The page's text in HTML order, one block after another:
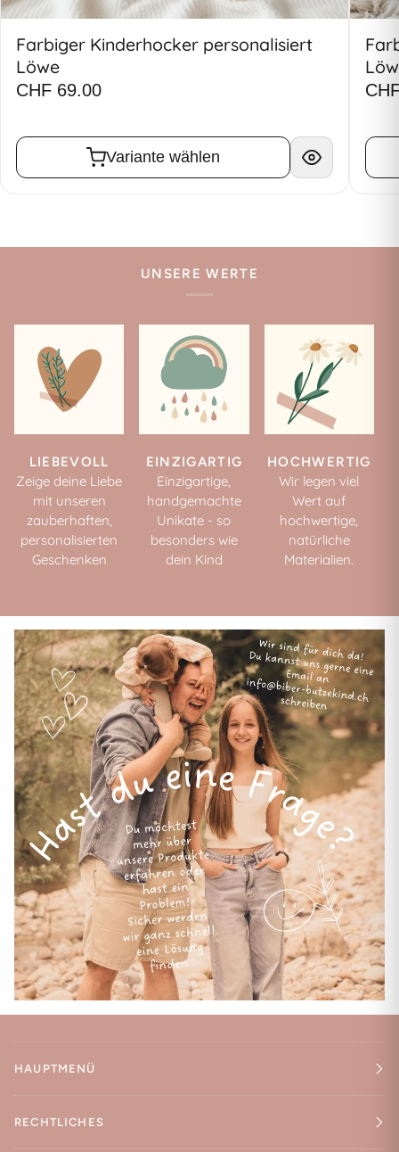
Farbiger Kinderhocker personalisiert
Löwe
CHF 69.00
Variante wählen
UNSERE WERTE
LIEBEVOLL
Zeige deine Liebe
mit unseren
zauberhaften,
personalisierten
Geschenken
EINZIGARTIG
Einzigartige,
handgemachte
Unikate - so
besonders wie
dein Kind
HOCHWERTIG
Wir legen viel
Wert auf
hochwertige,
natürliche
Materialien.
HAUPTMENÜ
RECHTLICHES